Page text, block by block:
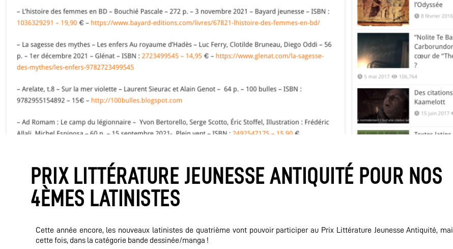
PRIX LITTÉRATURE JEUNESSE ANTIQUITÉ POUR NOS
4ÈMES LATINISTES
Cette année encore, les nouveaux latinistes de quatrième vont pouvoir participer au Prix Littérature Jeunesse Antiquité,
cette fois, dans la catégorie bande dessinée/manga !